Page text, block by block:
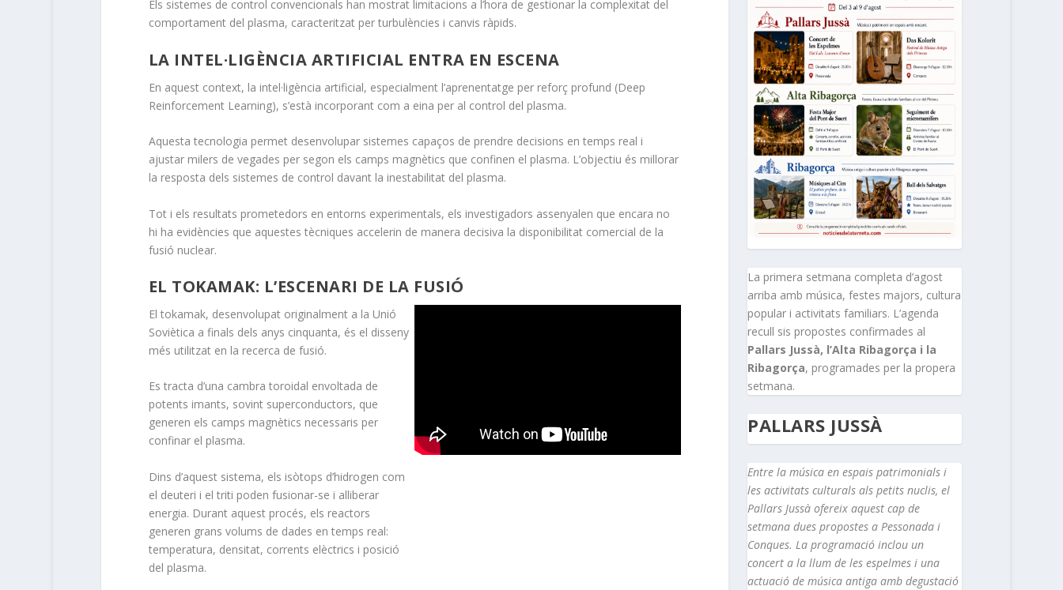
Els sistemes de control convencionals han mostrat limitacions a l’hora de gestionar la complexitat del
comportament del plasma, caracteritzat per turbulències i canvis ràpids.
LA INTEL·LIGÈNCIA ARTIFICIAL ENTRA EN ESCENA
En aquest context, la intel·ligència artificial, especialment l’aprenentatge per reforç profund (Deep
Reinforcement Learning), s’està incorporant com a eina per al control del plasma.
Aquesta tecnologia permet desenvolupar sistemes capaços de prendre decisions en temps real i
ajustar milers de vegades per segon els camps magnètics que confinen el plasma. L’objectiu és millorar
la resposta dels sistemes de control davant la inestabilitat del plasma.
Tot i els resultats prometedors en entorns experimentals, els investigadors assenyalen que encara no
hi ha evidències que aquestes tècniques accelerin de manera decisiva la disponibilitat comercial de la
fusió nuclear.
EL TOKAMAK: L’ESCENARI DE LA FUSIÓ
El tokamak, desenvolupat originalment a la Unió
Soviètica a finals dels anys cinquanta, és el disseny
més utilitzat en la recerca de fusió.
Es tracta d’una cambra toroidal envoltada de
potents imants, sovint superconductors, que
generen els camps magnètics necessaris per
confinar el plasma.
Dins d’aquest sistema, els isòtops d’hidrogen com
el deuteri i el triti poden fusionar-se i alliberar
energia. Durant aquest procés, els reactors
generen grans volums de dades en temps real:
temperatura, densitat, corrents elèctrics i posició
del plasma.
La primera setmana completa d’agost
arriba amb música, festes majors, cultura
popular i activitats familiars. L’agenda
recull sis propostes confirmades al
Pallars Jussà, l’Alta Ribagorça i la
Ribagorça, programades per la propera
setmana.
PALLARS JUSSÀ
Entre la música en espais patrimonials i
les activitats culturals als petits nuclis, el
Pallars Jussà ofereix aquest cap de
setmana dues propostes a Pessonada i
Conques. La programació inclou un
concert a la llum de les espelmes i una
actuació de música antiga amb degustació